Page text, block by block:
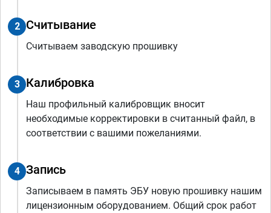
2 Считывание
Считываем заводскую прошивку
3 Калибровка
Наш профильный калибровщик вносит
необходимые корректировки в считанный файл, в
соответствии с вашими пожеланиями.
4 Запись
Записываем в память ЭБУ новую прошивку нашим
лицензионным оборудованием. Общий срок работ